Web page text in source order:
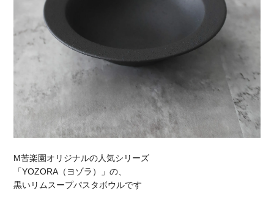
M苦楽園オリジナルの人気シリーズ
「YOZORA（ヨゾラ）」の、
黒いリムスープパスタボウルです